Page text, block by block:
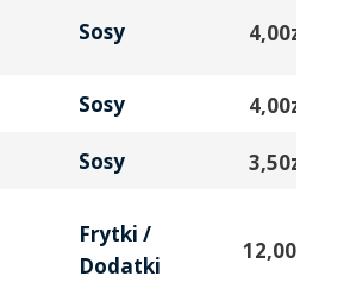
Sosy 4,00zł
Sosy 4,00zł
Sosy 3,50zł
Frytki /
Dodatki
12,00